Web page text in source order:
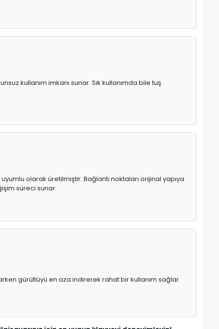
kullanım imkanı sunar. Sık kullanımda bile tuş
olarak üretilmiştir. Bağlantı noktaları orijinal yapıya
süreci sunar.
gürültüyü en aza indirerek rahat bir kullanım sağlar.